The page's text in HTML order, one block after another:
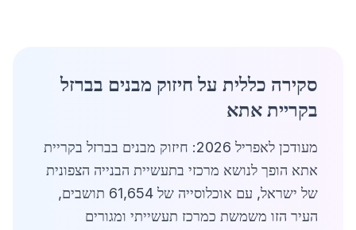
סקירה כללית על חיזוק מבנים בברזל
בקריית אתא
מעודכן לאפריל 2026: חיזוק מבנים בברזל בקריית
אתא הופך לנושא מרכזי בתעשיית הבנייה הצפונית
של ישראל, עם אוכלוסייה של 61,654 תושבים,
העיר הזו משמשת כמרכז תעשייתי ומגורים